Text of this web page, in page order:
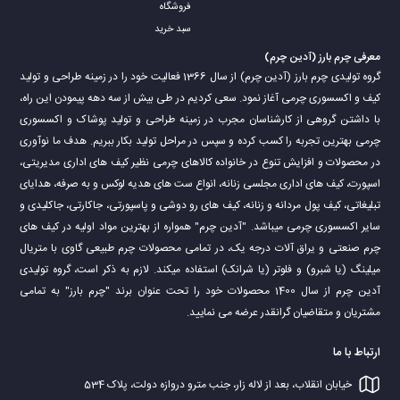
گروه تولیدی آدین چرممی باشد، که با کیفیت عالی از
لحاظ جنس، دوخت و گارانتی معتبر آماده خدمت رسانی به مشتریان
محترم می باشد.
فروشگاه
سبد خرید
معرفی چرم بارز (آدین چرم)
گروه تولیدی چرم بارز (آدین چرم) از سال 1366 فعالیت خود را در زمینه طراحی و تولید
کیف و اکسسوری چرمی آغاز نمود. سعی کردیم در طی بیش از سه دهه پیمودن این راه،
با داشتن گروهی از کارشناسان مجرب در زمینه طراحی و تولید پوشاک و اکسسوری
چرمی بهترین تجربه را کسب کرده و سپس در مراحل تولید بکار ببریم. هدف ما نوآوری
در محصولات و افزایش تنوع در خانواده کالاهای چرمی نظیر کیف های اداری مدیریتی،
اسپورت، کیف های اداری مجلسی زنانه، انواع ست های هدیه لوکس و به صرفه، هدایای
تبلیغاتی، کیف پول مردانه و زنانه، کیف های رو دوشی و پاسپورتی، جاکارتی، جاکلیدی و
سایر اکسسوری چرمی میباشد. "آدین چرم" همواره از بهترین مواد اولیه در کیف های
چرم صنعتی و یراق آلات درجه یک، در تمامی محصولات چرم طبیعی گاوی با متریال
میلینگ (یا شبرو) و فلوتر (یا شرانک) استفاده میکند. لازم به ذکر است، گروه تولیدی
آدین چرم از سال 1400 محصولات خود را تحت عنوان برند "چرم بارز" به تمامی
مشتریان و متقاضیان گرانقدر عرضه می نمایید.
ارتباط با ما
خیابان انقلاب، بعد از لاله زار، جنب مترو دروازه دولت، پلاک 534